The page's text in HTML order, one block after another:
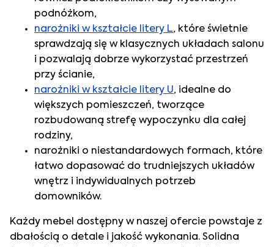
podnóżkom,
narożniki w kształcie litery L, które świetnie
sprawdzają się w klasycznych układach salonu
i pozwalają dobrze wykorzystać przestrzeń
przy ścianie,
narożniki w kształcie litery U, idealne do
większych pomieszczeń, tworzące
rozbudowaną strefę wypoczynku dla całej
rodziny,
narożniki o niestandardowych formach, które
łatwo dopasować do trudniejszych układów
wnętrz i indywidualnych potrzeb
domowników.
Każdy mebel dostępny w naszej ofercie powstaje z
dbałością o detale i jakość wykonania. Solidna